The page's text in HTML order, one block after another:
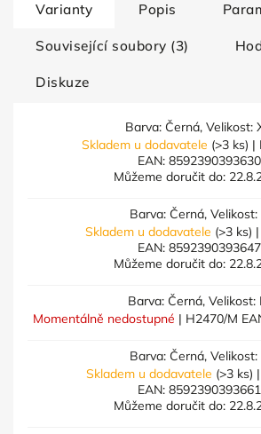
Varianty Popis
Související soubory (3)
Diskuze
Barva: Černá, Velikost:
Skladem u dodavatele (>3 ks) |
EAN: 8592390393630
Můžeme doručit do:
Barva: Černá, Velikost:
Skladem u dodavatele (>3 ks)
EAN: 8592390393647
Můžeme doručit do:
Barva: Černá, Velikost:
Momentálně nedostupné | H2470/M
Barva: Černá, Velikost:
Skladem u dodavatele (>3 ks)
EAN: 8592390393661
Můžeme doručit do: